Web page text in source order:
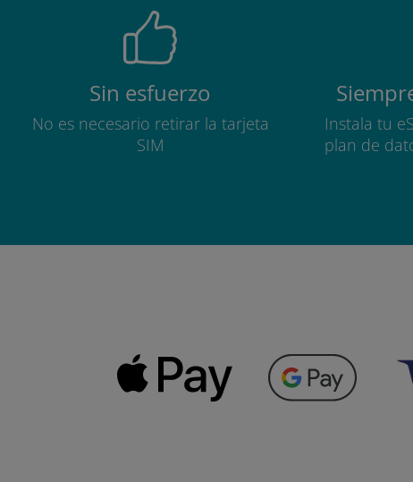
Sin esfuerzo
No es necesario retirar la tarjeta
SIM
Instala tu
plan de